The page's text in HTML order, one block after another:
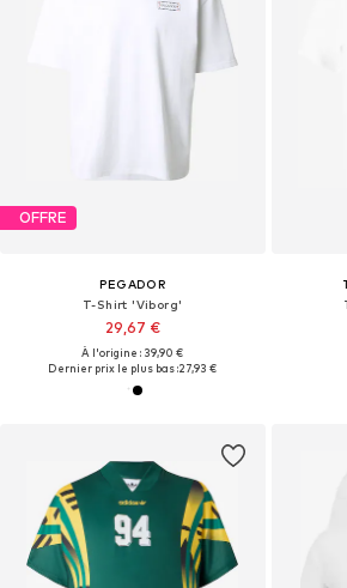
OFFRE
PEGADOR
T-Shirt 'Viborg'
29,67 €
À l'origine : 39,90 €
Dernier prix le plus bas :27,93 €